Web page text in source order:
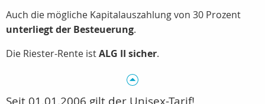
Auch die mögliche Kapitalauszahlung von 30 Prozent
unterliegt der Besteuerung.
Die Riester-Rente istALG II sicher.